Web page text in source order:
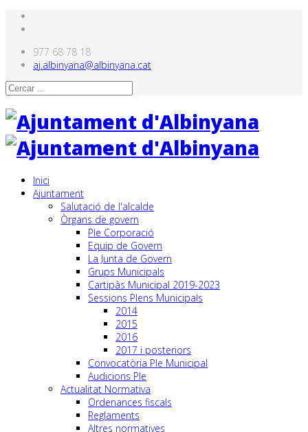
977 68 78 18
aj.albinyana@albinyana.cat
Inici
Ajuntament
Salutació de l'alcalde
Òrgans de govern
Ple Corporació
Equip de Govern
La Junta de Govern
Grups Municipals
Cartipàs Municipal 2019-2023
Sessions Plens Municipals
2014
2015
2016
2017 i posteriors
Convocatòria Ple Municipal
Audicions Ple
Actualitat Normativa
Ordenances fiscals
Reglaments
Altres normatives